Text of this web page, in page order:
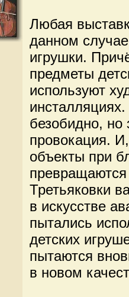
Любая
данном
игрушки.
предметы
используют
безобидно, но
провокация.
объекты при
превращаются
Третьяковки
в искусстве
пытались
детских
пытаются
в новом